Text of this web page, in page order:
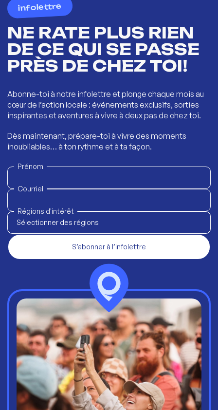
infolettre
NE RATE PLUS RIEN
DE CE QUI SE PASSE
PRÈS DE CHEZ TOI!
Abonne-toi à notre infolettre et plonge chaque mois au
cœur de l’action locale : événements exclusifs, sorties
inspirantes et aventures à vivre à deux pas de chez toi.
Dès maintenant, prépare-toi à vivre des moments
inoubliables… à ton rythme et à ta façon.
Prénom
Courriel
Régions d'intérêt
Sélectionner des régions
S’abonner à l’infolettre